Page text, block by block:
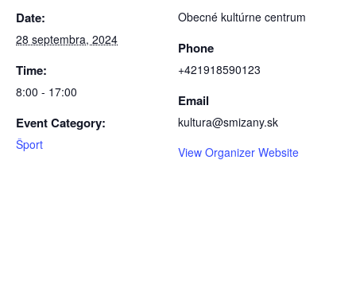
Date:
28 septembra, 2024
Time:
8:00 - 17:00
Event Category:
Šport
Obecné kultúrne centrum
Phone
+421918590123
Email
kultura@smizany.sk
View Organizer Website